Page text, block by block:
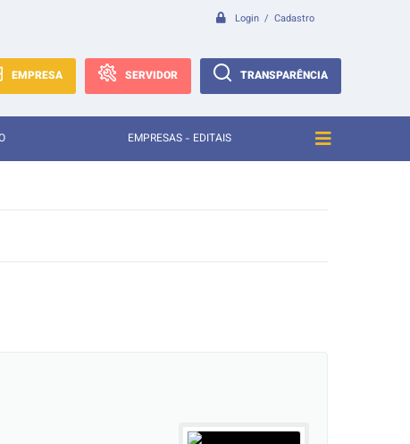
Login / Cadastro
EMPRESA SERVIDOR TRANSPARÊNCIA
EMPRESAS - EDITAIS